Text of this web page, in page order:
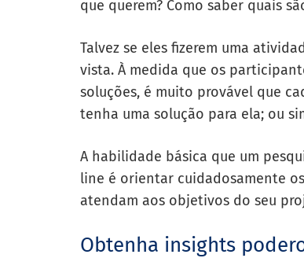
que querem? Como saber quais
Talvez se eles fizerem uma
vista. À medida que os
soluções, é muito provável que
tenha uma solução para ela; ou
A habilidade básica que um
line é orientar cuidadosamente
atendam aos objetivos do seu
Obtenha insights